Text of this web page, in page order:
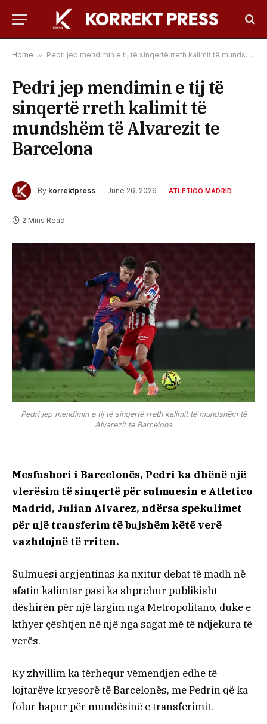
Home » Pedri jep mendimin e tij të sinqertë rreth kalimit të mundshëm të Alvarezit te Barcelona
Pedri jep mendimin e tij të
sinqertë rreth kalimit të
mundshëm të Alvarezit te
Barcelona
By korrektpress June 26, 2026 ATLETICO MADRID
2 Mins Read
Pedri jep mendimin e tij të sinqertë rreth kalimit të mundshëm të
Alvarezit te Barcelona
Mesfushori i Barcelonës, Pedri ka dhënë një
vlerësim të sinqertë për sulmuesin e Atletico
Madrid, Julian Alvarez, ndërsa spekulimet
për një transferim të bujshëm këtë verë
vazhdojnë të rriten.
Sulmuesi argjentinas ka nxitur debat të madh në
afatin kalimtar pasi ka shprehur publikisht
dëshirën për një largim nga Metropolitano, duke e
kthyer çështjen në një nga sagat më të ndjekura të
verës.
Ky zhvillim ka tërhequr vëmendjen edhe të
lojtarëve kryesorë të Barcelonës, me Pedrin që ka
folur hapur për mundësinë e transferimit.